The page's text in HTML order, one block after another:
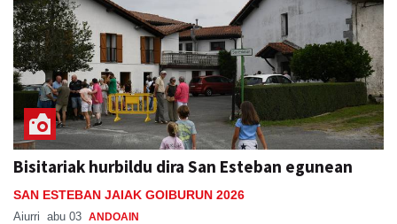
Bisitariak hurbildu dira San Esteban egunean
SAN ESTEBAN JAIAK GOIBURUN 2026
Aiurri abu 03 ANDOAIN